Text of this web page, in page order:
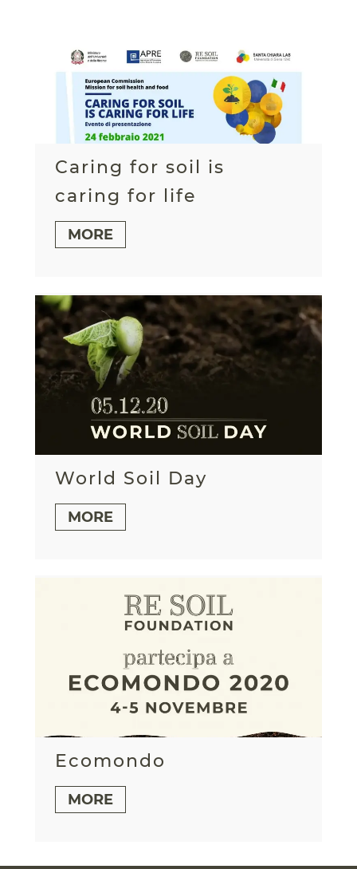
Caring for soil is
caring for life
MORE
World Soil Day
MORE
Ecomondo
MORE